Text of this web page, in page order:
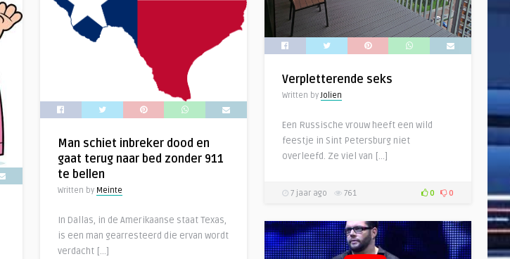
Man schiet inbreker dood en
gaat terug naar bed zonder 911
te bellen
Written by Meinte
In Dallas, in de Amerikaanse staat Texas,
is een man gearresteerd die ervan wordt
verdacht […]
Verpletterende seks
Written byJolien
Een Russische vrouw heeft een wild
feestje in Sint Petersburg niet
overleefd. Ze viel van […]
7 jaar ago 761 0 0